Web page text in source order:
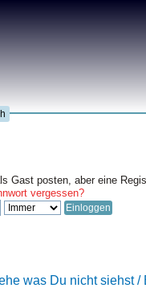
Gast posten, aber eine
vergessen?
was Du nicht siehst